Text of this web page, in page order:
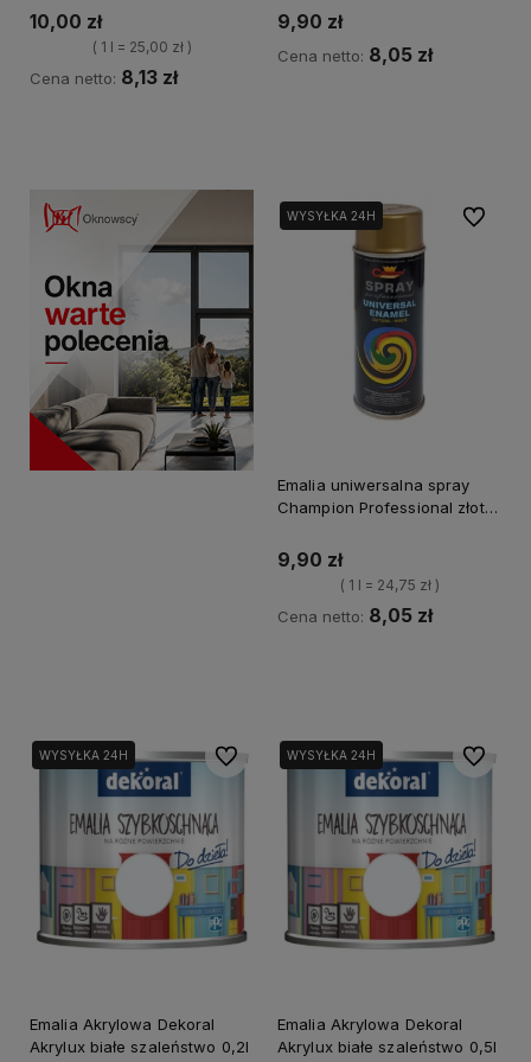
10,00 zł
( 1 l = 25,00 zł )
Cena netto: 8,13 zł
9,90 zł
Cena netto: 8,05 zł
WYSYŁKA 24H
Emalia uniwersalna spray
Champion Professional złoty
9,90 zł
( 1 l = 24,75 zł )
Cena netto: 8,05 zł
Do
WYSYŁKA 24H
Emalia Akrylowa Dekoral
Akrylux białe szaleństwo 0,2l
Do ulubionychWYSYŁKA 24H
Emalia Akrylowa Dekoral
Akrylux białe szaleństwo 0,5l
Do